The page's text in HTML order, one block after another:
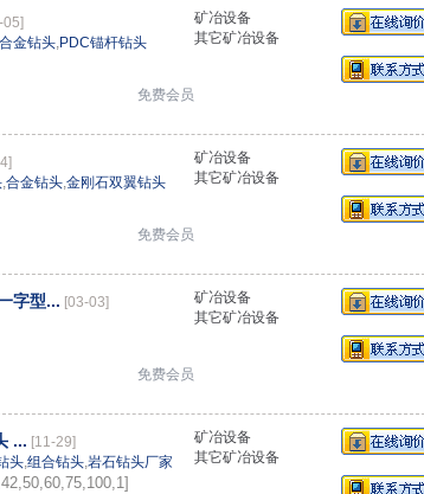
05]
合金钻头,PDC锚杆钻头
免费会员
矿冶设备
其它矿冶设备
,合金钻头,金刚石双翼钻头
免费会员
矿冶设备
其它矿冶设备
字型... [03-03]
免费会员
矿冶设备
其它矿冶设备
... [11-29]
头,组合钻头,岩石钻头厂家
矿冶设备
其它矿冶设备